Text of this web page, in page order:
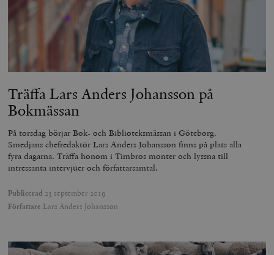
Träffa Lars Anders Johansson på
Bokmässan
På torsdag börjar Bok- och Biblioteksmässan i Göteborg.
Smedjans chefredaktör Lars Anders Johansson finns på plats alla
fyra dagarna. Träffa honom i Timbros monter och lyssna till
intressanta intervjuer och författarsamtal.
Publicerad 23 september 2019
Författare Lars Anders Johansson